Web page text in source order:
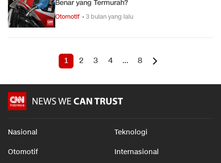
Benar yang Termurah?
Otomotif • 3 bulan yang lalu
1 2 3 4 ... 8
Nasional Teknologi
Otomotif Internasional